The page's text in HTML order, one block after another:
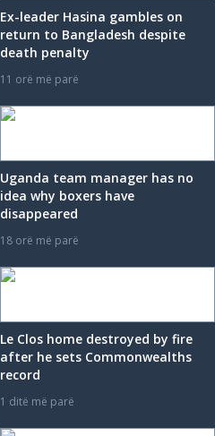
Ex-leader Hasina gambles on
return to Bangladesh despite
death penalty
11 orë më parë
Uganda team manager has no
idea why boxers have
disappeared
18 orë më parë
Le Clos home destroyed by fire
after he sets Commonwealths
record
1 ditë më parë